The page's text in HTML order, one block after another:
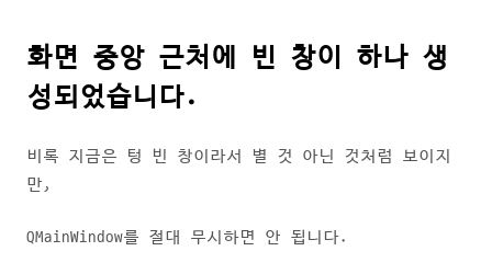
화면 중앙 근처에 빈 창이 하나 생
성되었습니다.
비록 지금은 텅 빈 창이라서 별 것 아닌 것처럼 보이지
만,
QMainWindow를 절대 무시하면 안 됩니다.